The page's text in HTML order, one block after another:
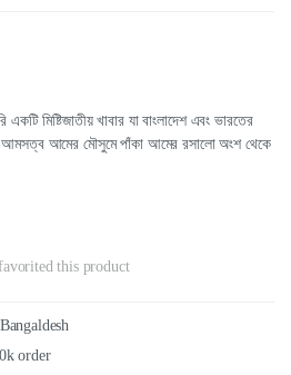
মিষ্টিজাতীয় খাবার যা বাংলাদেশ এবং ভারতের
আমসত্ব আমের মৌসুমে পাঁকা আমের রসালো অংশ থেকে
favorited this product
order